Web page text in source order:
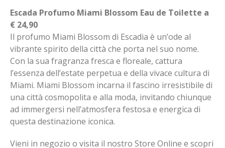
Escada Profumo Miami Blossom Eau de Toilette a
€ 24,90
Il profumo Miami Blossom di Escadia è un’ode al
vibrante spirito della città che porta nel suo nome.
Con la sua fragranza fresca e floreale, cattura
l’essenza dell’estate perpetua e della vivace cultura di
Miami. Miami Blossom incarna il fascino irresistibile di
una città cosmopolita e alla moda, invitando chiunque
ad immergersi nell’atmosfera festosa e energica di
questa destinazione iconica.
Vieni in negozio o visita il nostro Store Online e scopri